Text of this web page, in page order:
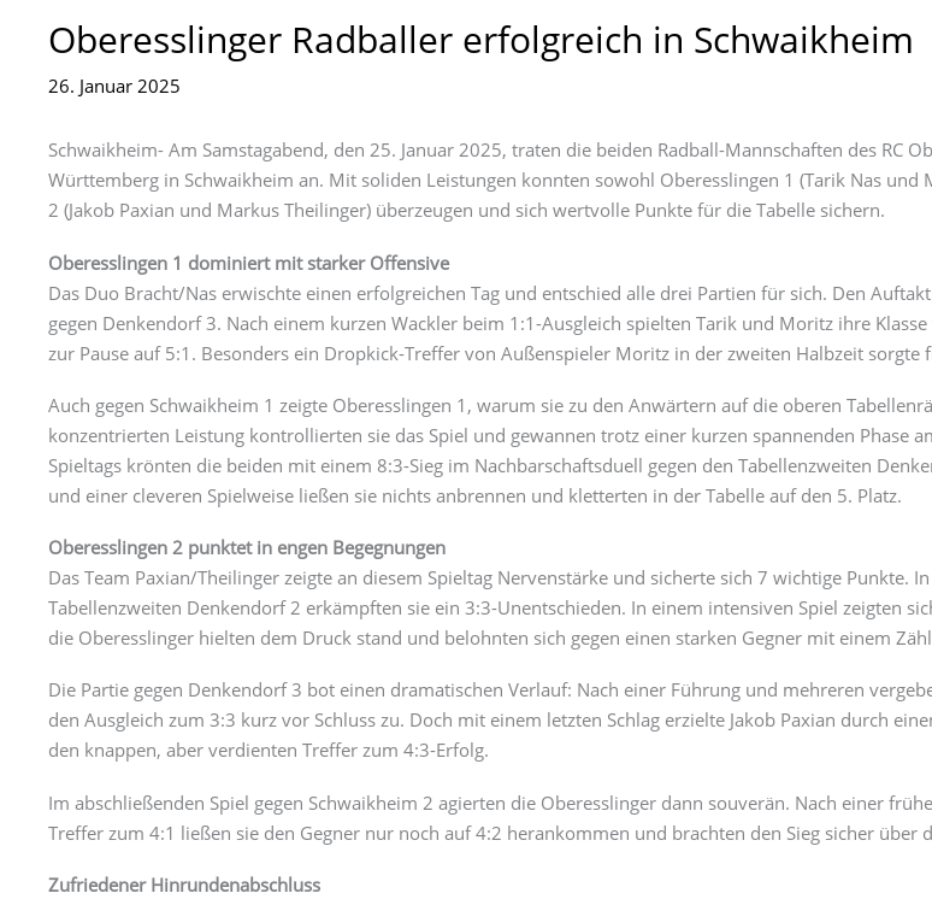
Oberesslinger Radballer erfolgreich in Schwaikheim
26. Januar 2025
Schwaikheim- Am Samstagabend, den 25. Januar 2025, traten die beiden Radball-Mannschaften des RC
Württemberg in Schwaikheim an. Mit soliden Leistungen konnten sowohl Oberesslingen 1 (Tarik Nas und
2 (Jakob Paxian und Markus Theilinger) überzeugen und sich wertvolle Punkte für die Tabelle sichern.
Oberesslingen 1 dominiert mit starker Offensive
Das Duo Bracht/Nas erwischte einen erfolgreichen Tag und entschied alle drei Partien für sich. Den
gegen Denkendorf 3. Nach einem kurzen Wackler beim 1:1-Ausgleich spielten Tarik und Moritz ihre
zur Pause auf 5:1. Besonders ein Dropkick-Treffer von Außenspieler Moritz in der zweiten Halbzeit sorgte
Auch gegen Schwaikheim 1 zeigte Oberesslingen 1, warum sie zu den Anwärtern auf die oberen
konzentrierten Leistung kontrollierten sie das Spiel und gewannen trotz einer kurzen spannenden Phase
Spieltags krönten die beiden mit einem 8:3-Sieg im Nachbarschaftsduell gegen den Tabellenzweiten
und einer cleveren Spielweise ließen sie nichts anbrennen und kletterten in der Tabelle auf den 5. Platz.
Oberesslingen 2 punktet in engen Begegnungen
Das Team Paxian/Theilinger zeigte an diesem Spieltag Nervenstärke und sicherte sich 7 wichtige Punkte.
Tabellenzweiten Denkendorf 2 erkämpften sie ein 3:3-Unentschieden. In einem intensiven Spiel zeigten
die Oberesslinger hielten dem Druck stand und belohnten sich gegen einen starken Gegner mit einem
Die Partie gegen Denkendorf 3 bot einen dramatischen Verlauf: Nach einer Führung und mehreren
den Ausgleich zum 3:3 kurz vor Schluss zu. Doch mit einem letzten Schlag erzielte Jakob Paxian durch
den knappen, aber verdienten Treffer zum 4:3-Erfolg.
Im abschließenden Spiel gegen Schwaikheim 2 agierten die Oberesslinger dann souverän. Nach einer
Treffer zum 4:1 ließen sie den Gegner nur noch auf 4:2 herankommen und brachten den Sieg sicher über
Zufriedener Hinrundenabschluss